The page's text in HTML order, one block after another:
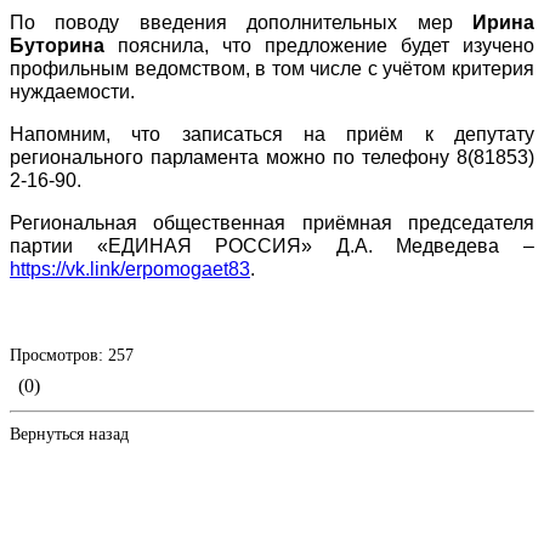
По поводу введения дополнительных мер
Ирина
Буторина пояснила, что предложение будет изучено
профильным ведомством, в том числе с учётом критерия
нуждаемости.
Напомним, что записаться на приём к депутату
регионального парламента можно по телефону 8(81853)
2-16-90.
Региональная общественная приёмная председателя
партии «ЕДИНАЯ РОССИЯ» Д.А. Медведева –
https://vk.link/erpomogaet83.
Просмотров: 257
(0)
Вернуться назад